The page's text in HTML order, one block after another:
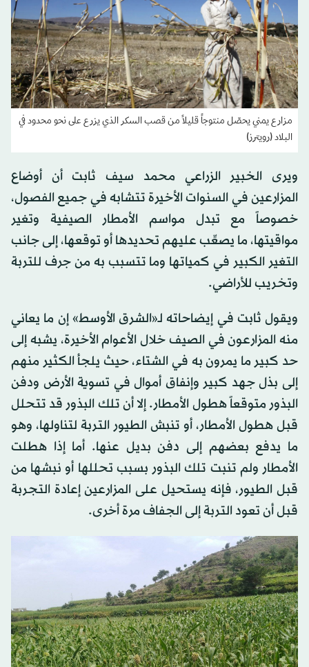
مزارع يمني يحصّل منتوجاً قليلاً من قصب السكر الذي يزرع على نحو محدود في
البلاد (رويترز)
ويرى الخبير الزراعي محمد سيف ثابت أن أوضاع
المزارعين في السنوات الأخيرة تتشابه في جميع الفصول،
خصوصاً مع تبدل مواسم الأمطار الصيفية وتغير
مواقيتها، ما يصعِّب عليهم تحديدها أو توقعها، إلى جانب
التغير الكبير في كمياتها وما تتسبب به من جرف للتربة
وتخريب للأراضي.
ويقول ثابت في إيضاحاته لـ«الشرق الأوسط» إن ما يعاني
منه المزارعون في الصيف خلال الأعوام الأخيرة، يشبه إلى
حد كبير ما يمرون به في الشتاء، حيث يلجأ الكثير منهم
إلى بذل جهد كبير وإنفاق أموال في تسوية الأرض ودفن
البذور متوقعاً هطول الأمطار. إلا أن تلك البذور قد تتحلل
قبل هطول الأمطار، أو تنبش الطيور التربة لتناولها، وهو
ما يدفع بعضهم إلى دفن بديل عنها. أما إذا هطلت
الأمطار ولم تنبت تلك البذور بسبب تحللها أو نبشها من
قبل الطيور، فإنه يستحيل على المزارعين إعادة التجربة
قبل أن تعود التربة إلى الجفاف مرة أخرى.